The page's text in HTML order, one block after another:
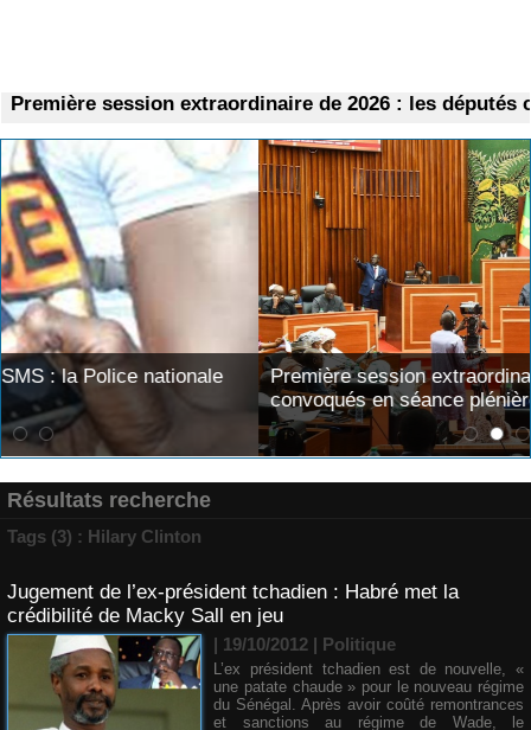
session extraordinaire de 2026 : les députés
Première session extraordinaire de 2026 : les députés
convoqués en séance plénière ce lundi 10 août
Résultats recherche
Tags (3) : Hilary Clinton
Jugement de l’ex-président tchadien : Habré met la
crédibilité de Macky Sall en jeu
| 19/10/2012 | Politique
L’ex président tchadien est de nouvelle, «
une patate chaude » pour le nouveau régime
du Sénégal. Après avoir coûté remontrances
et sanctions au régime de Wade, le